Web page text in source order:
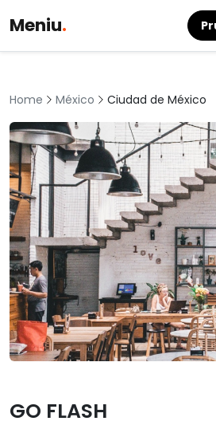
Meniu.
Home México Ciudad de México
GO FLASH